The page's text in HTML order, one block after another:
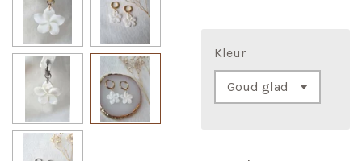
Kleur